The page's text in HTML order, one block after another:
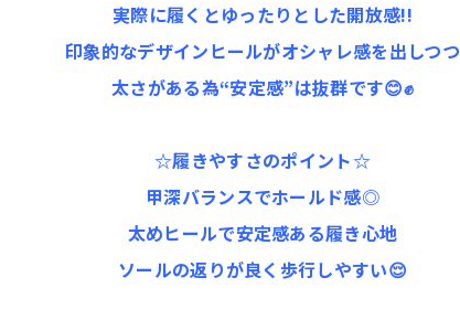
実際に履くとゆったりとした開放感!!
印象的なデザインヒールがオシャレ感を出しつつ
太さがある為“安定感”は抜群です😊✊️
☆履きやすさのポイント☆
甲深バランスでホールド感◎
太めヒールで安定感ある履き心地
ソールの返りが良く歩行しやすい😌